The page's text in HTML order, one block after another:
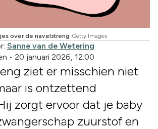
over de navelstreng Getty Images
Sanne van de Wetering
• 20 januari 2026, 12:00
ziet er misschien niet
is ontzettend
zorgt ervoor dat je baby
zuurstof en